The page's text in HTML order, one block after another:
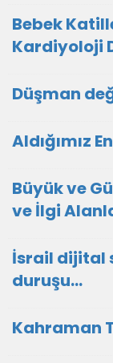
Bebek
Kardiyoloji
Düşman
Aldığımız
Büyük ve
ve İlgi
İsrail dijital
duruşu...
Kahraman